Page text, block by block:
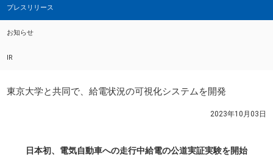
プレスリリース
お知らせ
IR
東京大学と共同で、給電状況の可視化システムを開発
2023年10月03日
日本初、電気自動車への走行中給電の公道実証実験を開始